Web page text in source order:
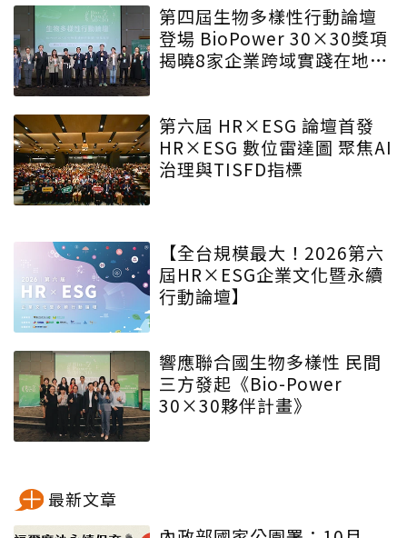
第四屆生物多樣性行動論壇
登場 BioPower 30×30獎項
揭曉8家企業跨域實踐在地生
第六屆 HR×ESG 論壇首發
HR×ESG 數位雷達圖 聚焦AI
治理與TISFD指標
【全台規模最大！2026第六
屆HR×ESG企業文化暨永續
行動論壇】
響應聯合國生物多樣性 民間
三方發起《Bio-Power
30×30夥伴計畫》
最新文章